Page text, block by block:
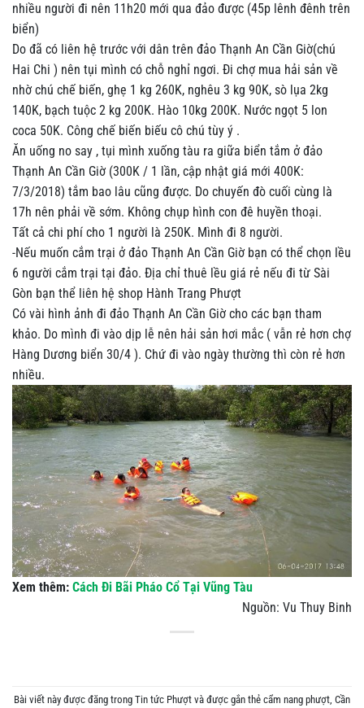
nhiều người đi nên 11h20 mới qua đảo được (45p lênh đênh trên
biển)
Do đã có liên hệ trước với dân trên đảo Thạnh An Cần Giờ(chú
Hai Chi ) nên tụi mình có chỗ nghỉ ngơi. Đi chợ mua hải sản về
nhờ chú chế biến, ghẹ 1 kg 260K, nghêu 3 kg 90K, sò lụa 2kg
140K, bạch tuộc 2 kg 200K. Hào 10kg 200K. Nước ngọt 5 lon
coca 50K. Công chế biến biếu cô chú tùy ý .
Ăn uống no say , tụi mình xuống tàu ra giữa biển tắm ở đảo
Thạnh An Cần Giờ (300K / 1 lần, cập nhật giá mới 400K:
7/3/2018) tắm bao lâu cũng được. Do chuyến đò cuối cùng là
17h nên phải về sớm. Không chụp hình con đê huyền thoại.
Tất cả chi phí cho 1 người là 250K. Mình đi 8 người.
-Nếu muốn cắm trại ở đảo Thạnh An Cần Giờ bạn có thể chọn lều
6 người cắm trại tại đảo. Địa chỉ thuê lều giá rẻ nếu đi từ Sài
Gòn bạn thể liên hệ shop Hành Trang Phượt
Có vài hình ảnh đi đảo Thạnh An Cần Giờ cho các bạn tham
khảo. Do mình đi vào dịp lễ nên hải sản hơi mắc ( vẫn rẻ hơn chợ
Hàng Dương biển 30/4 ). Chứ đi vào ngày thường thì còn rẻ hơn
nhiều.
Xem thêm: Cách Đi Bãi Pháo Cổ Tại Vũng Tàu
Nguồn: Vu Thuy Binh
Bài viết này được đăng trong Tin tức Phượt và được gắn thẻ cẩm nang phượt Cần